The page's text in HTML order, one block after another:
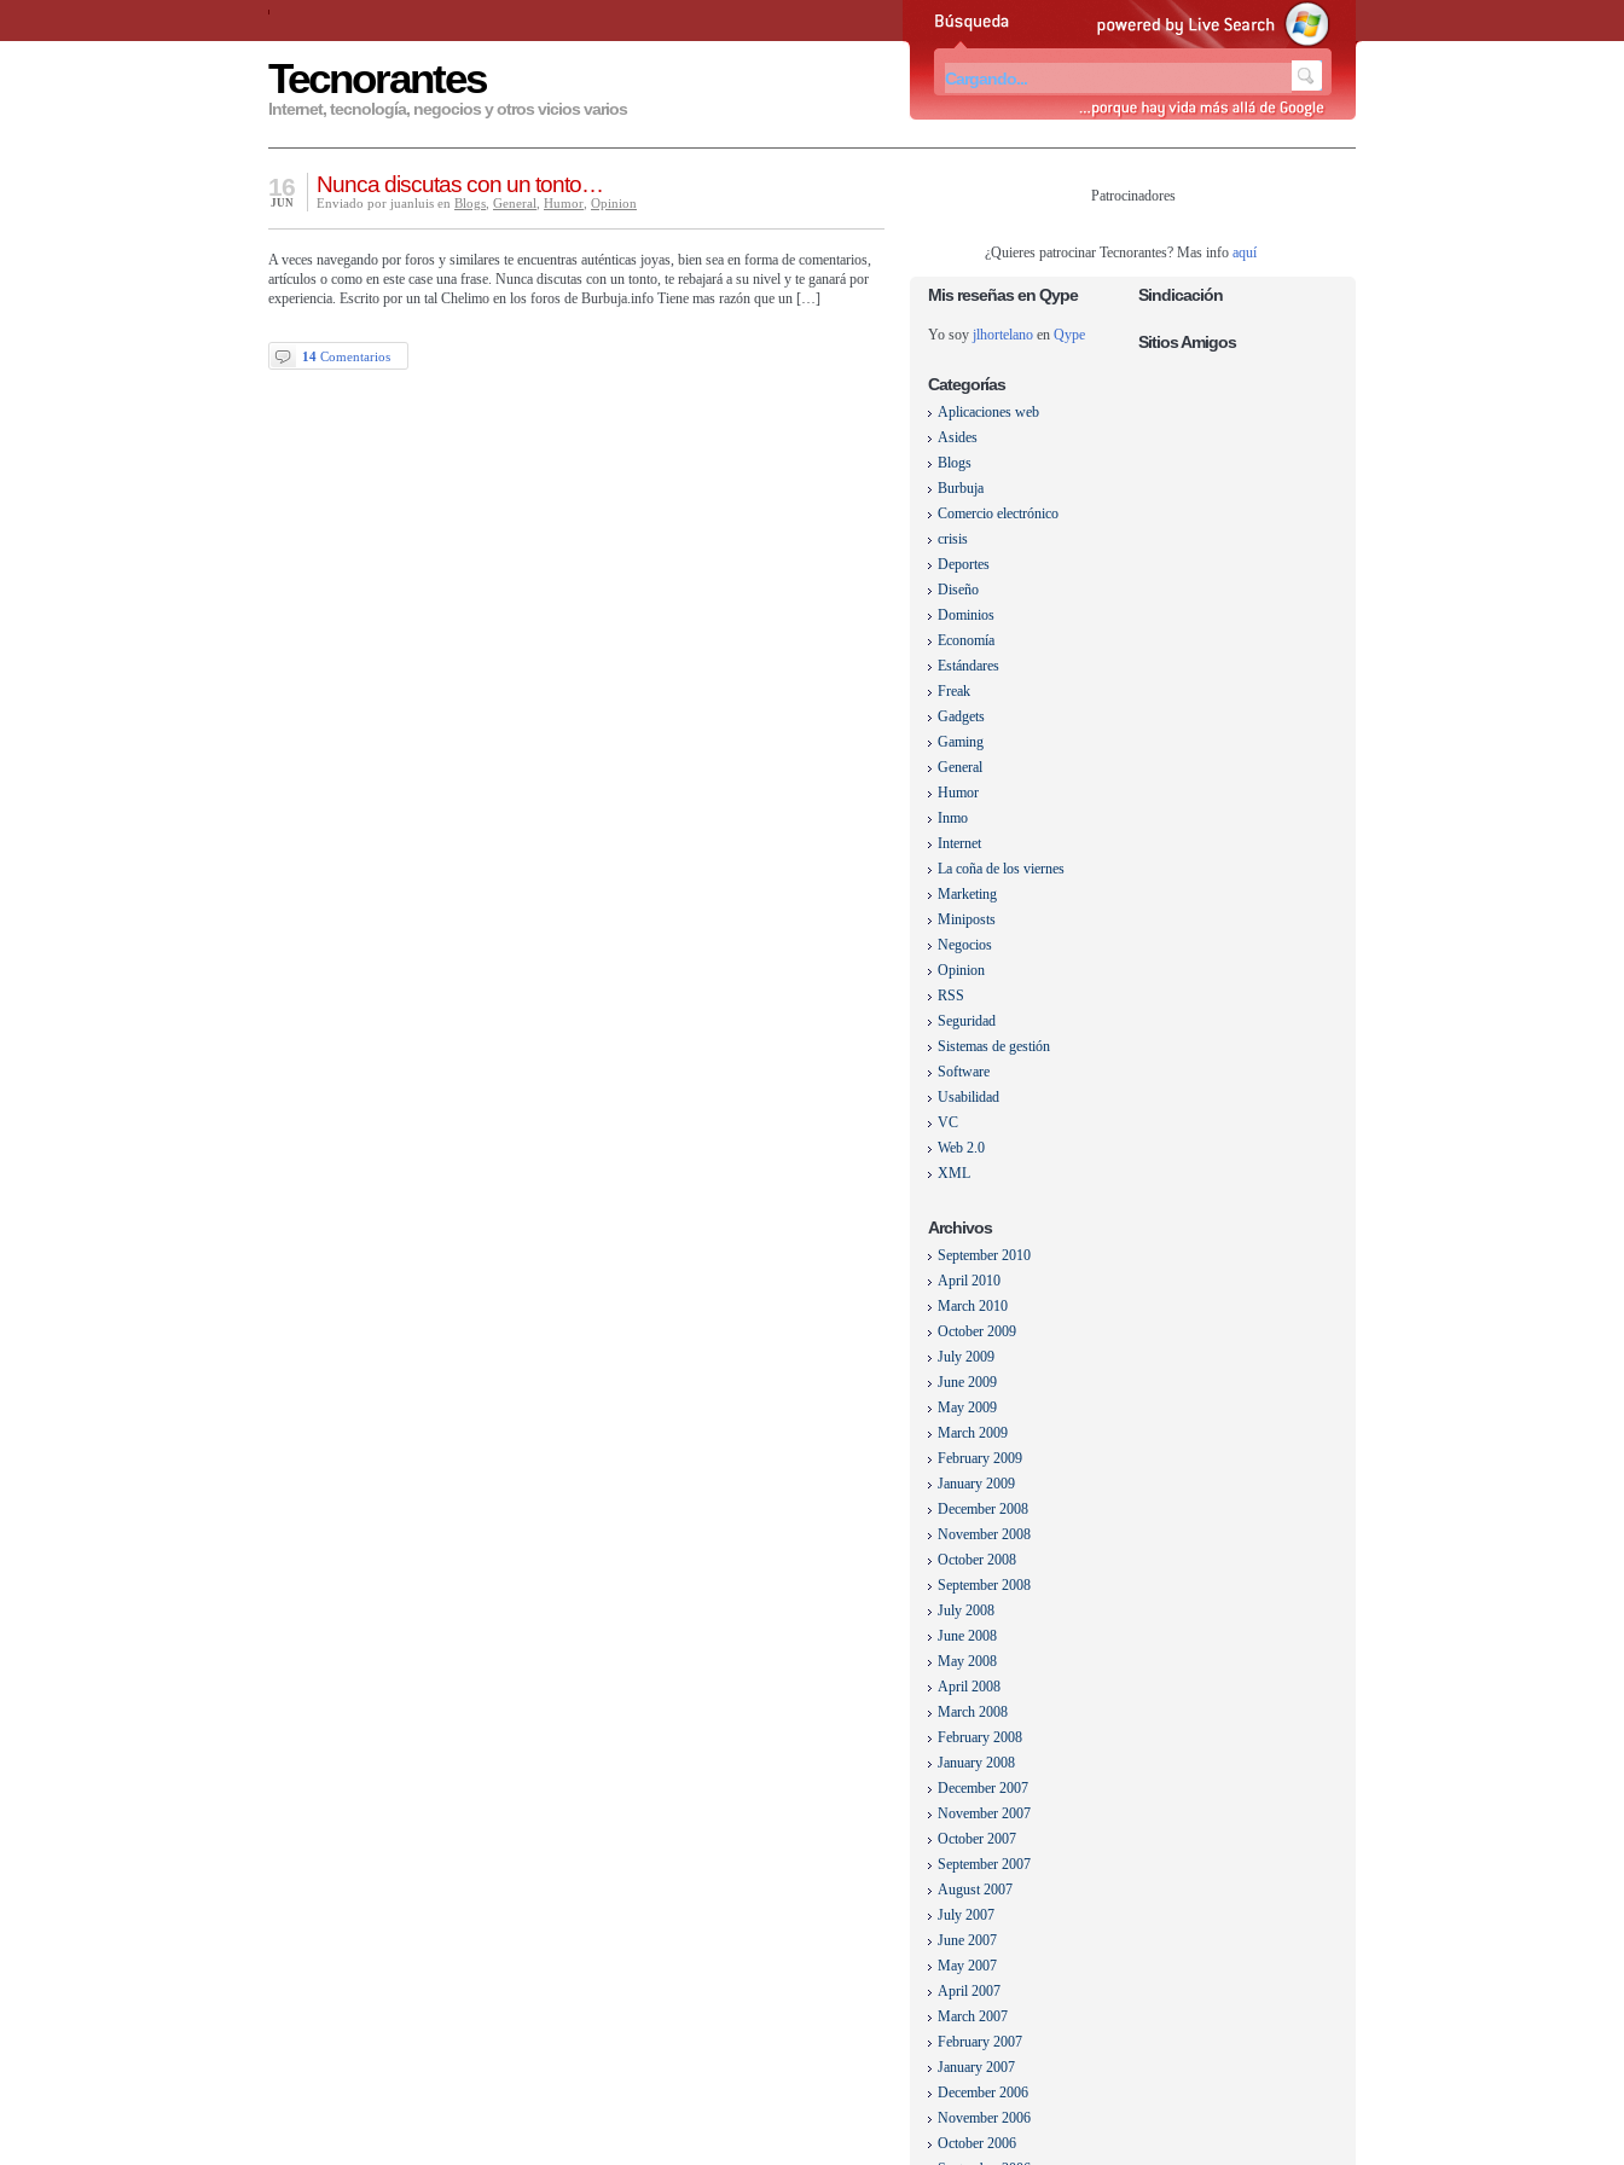
Tecnorantes
Internet, tecnología, negocios y otros vicios varios
Nunca discutas con un tonto…
16
JUN Enviado por juanluis en Blogs General Humor Opinion
A veces navegando por foros y similares te encuentras auténticas joyas, bien sea en forma de comentarios,
artículos o como en este case una frase. Nunca discutas con un tonto, te rebajará a su nivel y te ganará por
experiencia. Escrito por un tal Chelimo en los foros de Burbuja.info Tiene mas razón que un […]
14 Comentarios
Patrocinadores
¿Quieres patrocinar Tecnorantes? Mas info aquí
Mis reseñas en Qype
Yo soy jlhortelano en Qype
Categorías
Aplicaciones web
Asides
Blogs
Burbuja
Comercio electrónico
crisis
Deportes
Diseño
Dominios
Economía
Estándares
Freak
Gadgets
Gaming
General
Humor
Inmo
Internet
La coña de los viernes
Marketing
Miniposts
Negocios
Opinion
RSS
Seguridad
Sistemas de gestión
Software
Usabilidad
VC
Web 2.0
XML
Archivos
September 2010
April 2010
March 2010
October 2009
July 2009
June 2009
May 2009
March 2009
February 2009
January 2009
December 2008
November 2008
October 2008
September 2008
July 2008
June 2008
May 2008
April 2008
March 2008
February 2008
January 2008
December 2007
November 2007
October 2007
September 2007
August 2007
July 2007
June 2007
May 2007
April 2007
March 2007
February 2007
January 2007
December 2006
November 2006
October 2006
Sindicación
Sitios Amigos